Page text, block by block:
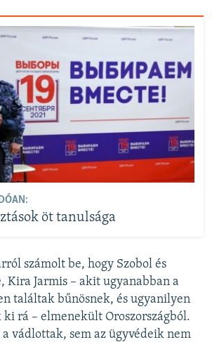
öt tanulsága
számolt be, hogy Szobol és
Kira Jarmis – akit ugyanabban a
találtak bűnösnek, és ugyanilyen
rá – elmenekült Oroszországból.
vádlottak, sem az ügyvédeik nem